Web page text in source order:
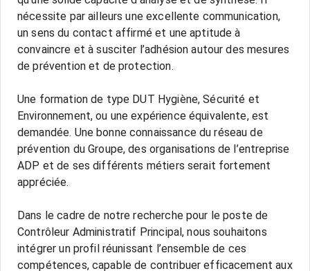
nécessite par ailleurs une excellente communication,
un sens du contact affirmé et une aptitude à
convaincre et à susciter l’adhésion autour des mesures
de prévention et de protection.
Une formation de type DUT Hygiène, Sécurité et
Environnement, ou une expérience équivalente, est
demandée. Une bonne connaissance du réseau de
prévention du Groupe, des organisations de l’entreprise
ADP et de ses différents métiers serait fortement
appréciée.
Dans le cadre de notre recherche pour le poste de
Contrôleur Administratif Principal, nous souhaitons
intégrer un profil réunissant l’ensemble de ces
compétences, capable de contribuer efficacement aux